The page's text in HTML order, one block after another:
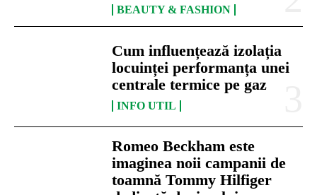
BEAUTY & FASHION
Cum influențează izolația
locuinței performanța unei
centrale termice pe gaz
INFO UTIL
Romeo Beckham este
imaginea noii campanii de
toamnă Tommy Hilfiger